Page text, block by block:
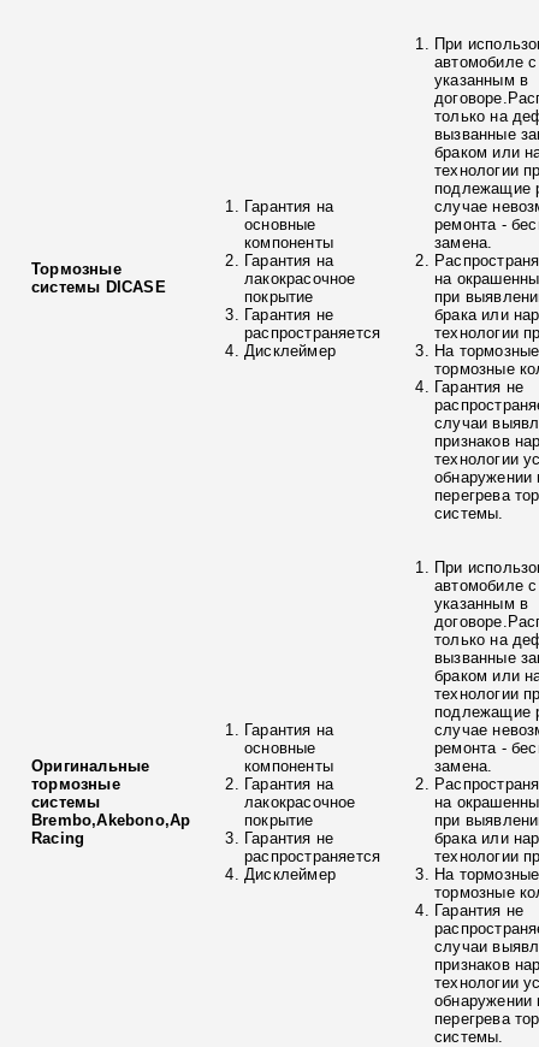
Тормозные
системы DICASE
Гарантия на
основные
компоненты
Гарантия на
лакокрасочное
покрытие
Гарантия не
распространяется
Дисклеймер
При
автомобиле
указанным в
только на
вызванные
браком или
технологии
подлежащие
случае
ремонта -
замена.
на
при
брака или
технологии
На
тормозные
Гарантия не
случаи
признаков
технологии
обнаружении
перегрева
системы.
Оригинальные
тормозные
системы
Brembo,Akebono,Ap
Racing
Гарантия на
основные
компоненты
Гарантия на
лакокрасочное
покрытие
Гарантия не
распространяется
Дисклеймер
При
автомобиле
указанным в
только на
вызванные
браком или
технологии
подлежащие
случае
ремонта -
замена.
на
при
брака или
технологии
На
тормозные
Гарантия не
случаи
признаков
технологии
обнаружении
перегрева
системы.